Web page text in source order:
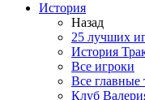
История
Назад
25 лучших
История
Все игроки
Все главные
Клуб